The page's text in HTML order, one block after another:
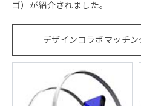
ゴ）が紹介されました。
デザインコラボマッチ